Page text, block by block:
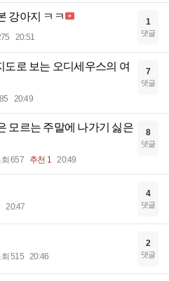
강아지 ㅋㅋ
20:51
1
댓글
도로 보는 오디세우스의 여
20:49
7
댓글
모르는 주말에 나가기 싫은
657 추천 1 20:49
8
댓글
20:47
4
댓글
515 20:46
2
댓글